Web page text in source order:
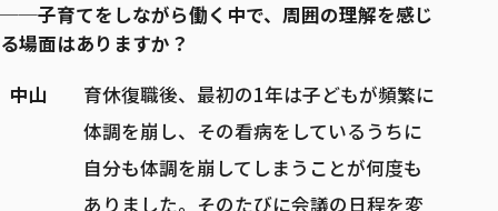
──子育てをしながら働く中で、周囲の理解を感じ
る場面はありますか？
中山
育休復職後、最初の1年は子どもが頻繁に
体調を崩し、その看病をしているうちに
自分も体調を崩してしまうことが何度も
ありました。そのたびに会議の日程を変